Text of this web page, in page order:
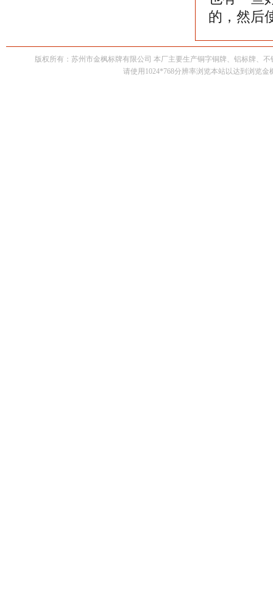
的，然后
版权所有：苏州市金枫标牌有限公司 本厂主要生产铜字铜牌、铝标牌、
请使用1024*768分辨率浏览本站以达到浏览